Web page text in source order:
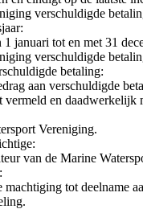
verschuldigde
januari tot en met 31
verschuldigde
betaling:
aan verschuldigde
vermeld en daadwerkelijk
Vereniging.
van de Marine
tot deelname